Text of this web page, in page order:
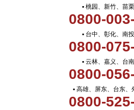
▪ 桃园、新竹、苗
0800-
▪ 台中、彰化、南
0800-
▪ 云林、嘉义、台
0800-
▪ 高雄、屏东、台东、
0800-